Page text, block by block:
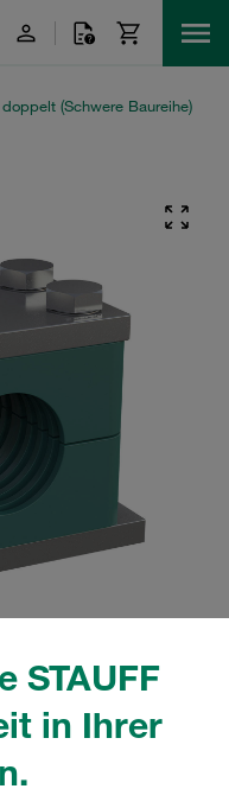
STAUFF
in Ihrer
(Schwere Baureihe)
und kann vom
Baureihe Gr.